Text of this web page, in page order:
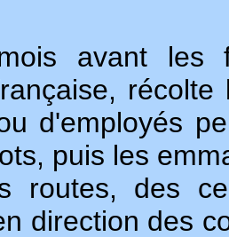
avant les
d'employés
puis les
routes, des
direction des